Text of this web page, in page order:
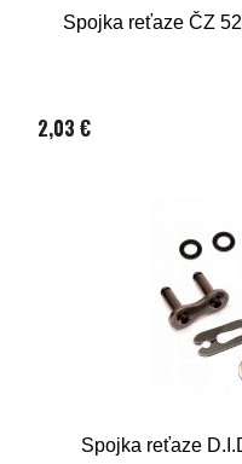
Spojka reťaze ČZ
2,03 €
Spojka reťaze